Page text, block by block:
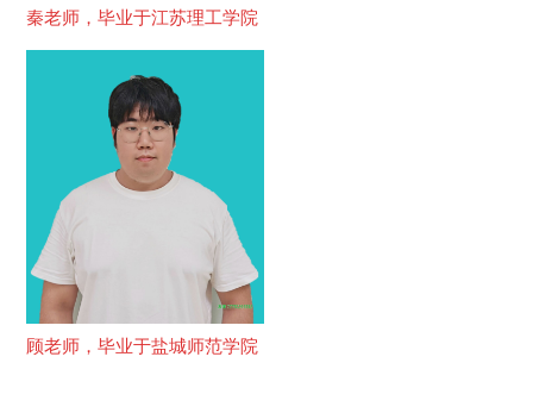
秦老师，毕业于江苏理工学院
顾老师，毕业于盐城师范学院